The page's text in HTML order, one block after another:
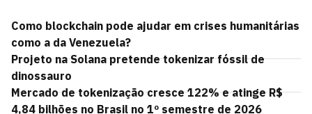
Como blockchain pode ajudar em crises humanitárias
como a da Venezuela?
Projeto na Solana pretende tokenizar fóssil de
dinossauro
Mercado de tokenização cresce 122% e atinge R$
4,84 bilhões no Brasil no 1º semestre de 2026